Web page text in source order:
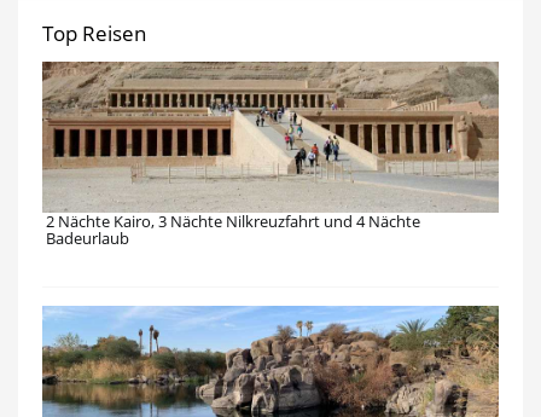
Top Reisen
2 Nächte Kairo, 3 Nächte Nilkreuzfahrt und 4 Nächte
Badeurlaub